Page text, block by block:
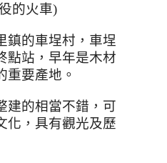
的火車)
鎮的車埕村，車埕
點站，早年是木材
重要產地。
建的相當不錯，可
化，具有觀光及歷